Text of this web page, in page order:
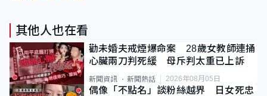
其他人也在看
勸未婚夫戒煙爆命案 28歲女教師連捅
心臟兩刀判死緩 母斥判太重已上訴
新聞資訊 新聞熱話 2026年08月05日
偶像「不點名」談粉絲越界 日女死忠